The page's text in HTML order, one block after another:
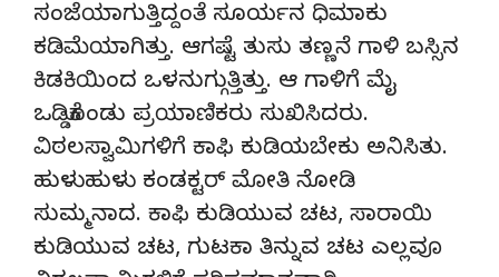
ಸಂಜೆಯಾಗುತ್ತಿದ್ದಂತೆ ಸೂರ್ಯನ ಧಿಮಾಕು
ಕಡಿಮೆಯಾಗಿತ್ತು. ಆಗಷ್ಟೆ ತುಸು ತಣ್ಣನೆ ಗಾಳಿ ಬಸ್ಸಿನ
ಕಿಡಕಿಯಿಂದ ಒಳನುಗ್ಗುತ್ತಿತ್ತು. ಆ ಗಾಳಿಗೆ ಮೈ
ಒಡ್ಡಿಕೊಂಡು ಪ್ರಯಾಣಿಕರು ಸುಖಿಸಿದರು.
ವಿಠಲಸ್ವಾಮಿಗಳಿಗೆ ಕಾಫಿ ಕುಡಿಯಬೇಕು ಅನಿಸಿತು.
ಹುಳುಹುಳು ಕಂಡಕ್ಟರ್ ಮೋತಿ ನೋಡಿ
ಸುಮ್ಮನಾದ. ಕಾಫಿ ಕುಡಿಯುವ ಚಟ, ಸಾರಾಯಿ
ಕುಡಿಯುವ ಚಟ, ಗುಟಕಾ ತಿನ್ನುವ ಚಟ ಎಲ್ಲವೂ